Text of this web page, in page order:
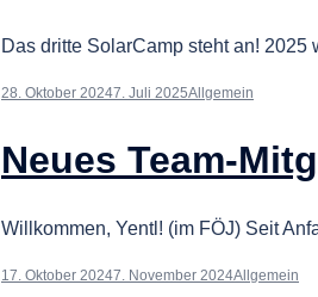
Das dritte SolarCamp steht an!
28. Oktober 20247. Juli 2025Allgemein
Neues Team-
Willkommen, Yentl! (im FÖJ) Seit
17. Oktober 20247. November 2024Allgemein